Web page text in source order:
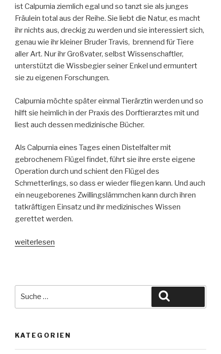
ist Calpurnia ziemlich egal und so tanzt sie als junges
Fräulein total aus der Reihe. Sie liebt die Natur, es macht
ihr nichts aus, dreckig zu werden und sie interessiert sich,
genau wie ihr kleiner Bruder Travis, brennend für Tiere
aller Art. Nur ihr Großvater, selbst Wissenschaftler,
unterstützt die Wissbegier seiner Enkel und ermuntert
sie zu eigenen Forschungen.
Calpurnia möchte später einmal Tierärztin werden und so
hilft sie heimlich in der Praxis des Dorftierarztes mit und
liest auch dessen medizinische Bücher.
Als Calpurnia eines Tages einen Distelfalter mit
gebrochenem Flügel findet, führt sie ihre erste eigene
Operation durch und schient den Flügel des
Schmetterlings, so dass er wieder fliegen kann. Und auch
ein neugeborenes Zwillingslämmchen kann durch ihren
tatkräftigen Einsatz und ihr medizinisches Wissen
gerettet werden.
„Calpurnias
Lämmchen“
weiterlesen
KATEGORIEN